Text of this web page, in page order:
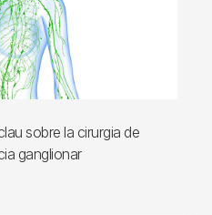
sobre la cirurgia de
ganglionar